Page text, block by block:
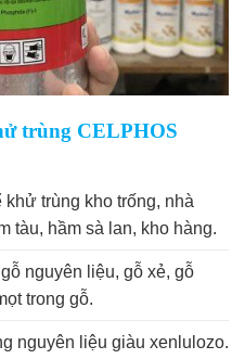
trùng CELPHOS
trùng kho trống, nhà
tàu, hầm sà lan, kho hàng.
nguyên liệu, gỗ xẻ, gỗ
trong gỗ.
nguyên liệu giàu xenlulozo.